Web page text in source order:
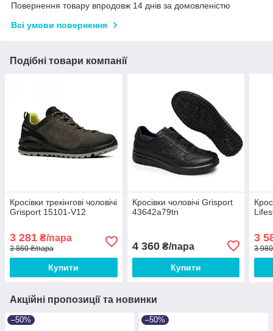
Повернення товару впродовж 14 днів за домовленістю
Всі умови повернення
Подібні товари компанії
Кросівки трекінгові чоловічі
Grisport 15101-V12
3 281 ₴/пара
3 860 ₴/пара
Купити
Кросівки чоловічі Grisport
43642a79tn
4 360₴/пара
Купити
3
3
Акційні пропозиції та новинки
–50% –50%